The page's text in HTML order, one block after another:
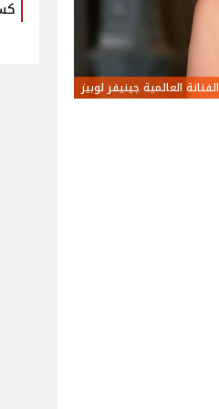
الفنانة العالمية جينيفر لوبيز